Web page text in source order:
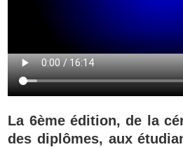
La 6ème édition, de la
des diplômes, aux